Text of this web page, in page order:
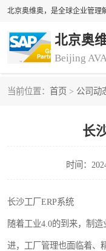
北京奥
Beijing
当前位置： 首页 > 公司动
长
时间：
长沙工厂ERP系统
随着工业4.0的到来，制
进，工厂管理也面临着、
sap软件开发
码上用条码管理
工厂ERP软件